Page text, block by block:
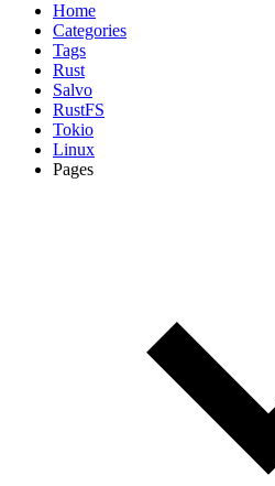
Home
Categories
Tags
Rust
Salvo
RustFS
Tokio
Linux
Pages